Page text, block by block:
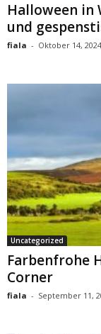
Halloween in
und
fiala - Oktober 14, 2024
Uncategorized
Farbenfrohe
Corner
fiala - September 11,